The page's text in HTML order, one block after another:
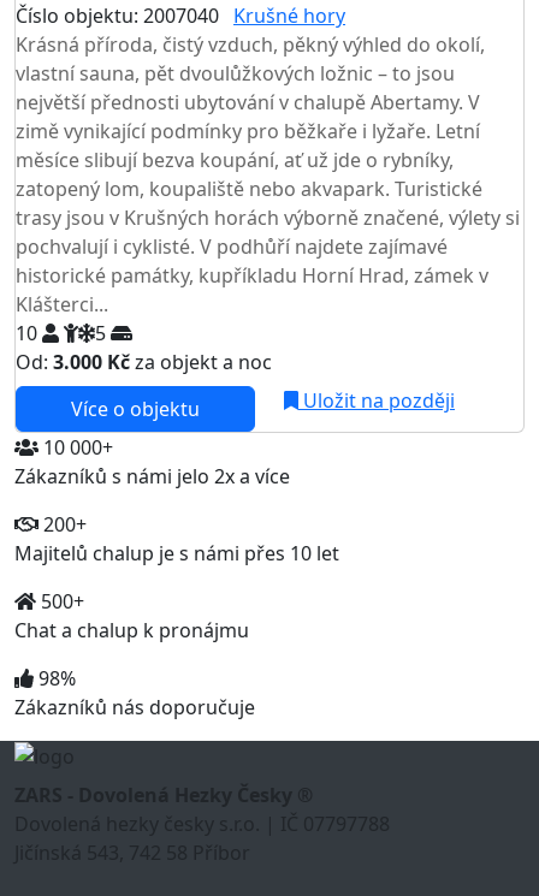
Číslo objektu: 2007040 Krušné hory
Krásná příroda, čistý vzduch, pěkný výhled do okolí,
vlastní sauna, pět dvoulůžkových ložnic – to jsou
největší přednosti ubytování v chalupě Abertamy. V
zimě vynikající podmínky pro běžkaře i lyžaře. Letní
měsíce slibují bezva koupání, ať už jde o rybníky,
zatopený lom, koupaliště nebo akvapark. Turistické
trasy jsou v Krušných horách výborně značené, výlety si
pochvalují i cyklisté. V podhůří najdete zajímavé
historické památky, kupříkladu Horní Hrad, zámek v
Klášterci...
10
5
Od: 3.000 Kčza objekt a noc
Více o objektu
Uložit na později
10 000+
Zákazníků s námi jelo 2x a více
200+
Majitelů chalup je s námi přes 10 let
500+
Chat a chalup k pronájmu
98%
Zákazníků nás doporučuje
ZARS - Dovolená Hezky Česky ®
Dovolená hezky česky s.r.o. | IČ 07797788
Jičínská 543, 742 58 Příbor